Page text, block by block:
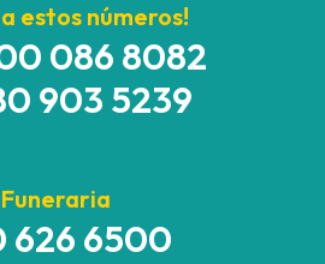
estos números!
086 8082
903 5239
Funeraria
626 6500